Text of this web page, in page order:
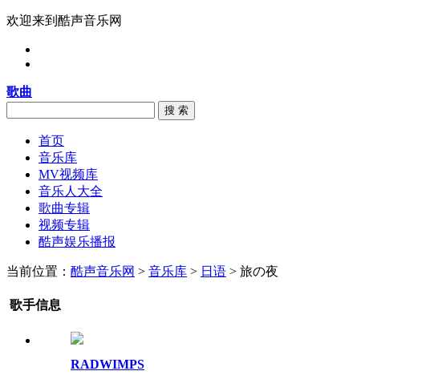
欢迎来到酷声音乐网
歌曲
搜 索
首页
音乐库
MV视频库
音乐人大全
歌曲专辑
视频专辑
酷声娱乐播报
当前位置： 酷声音乐网 > 音乐库 > 日语 > 旅の夜
歌手信息
RADWIMPS